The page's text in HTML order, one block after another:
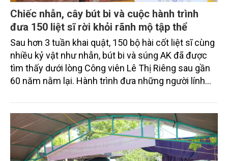
Chiếc nhẫn, cây bút bi và cuộc hành trình
đưa 150 liệt sĩ rời khỏi rãnh mộ tập thể
Sau hơn 3 tuần khai quật, 150 bộ hài cốt liệt sĩ cùng
nhiều kỷ vật như nhẫn, bút bi và súng AK đã được
tìm thấy dưới lòng Công viên Lê Thị Riêng sau gần
60 năm nằm lại. Hành trình đưa những người lính
gia đình đang đi đến những trang cuối đầy xúc